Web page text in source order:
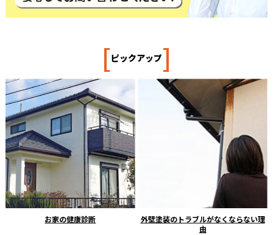
[ピックアップ]
お家の健康診断
外壁塗装のトラブルがなくならない理
由